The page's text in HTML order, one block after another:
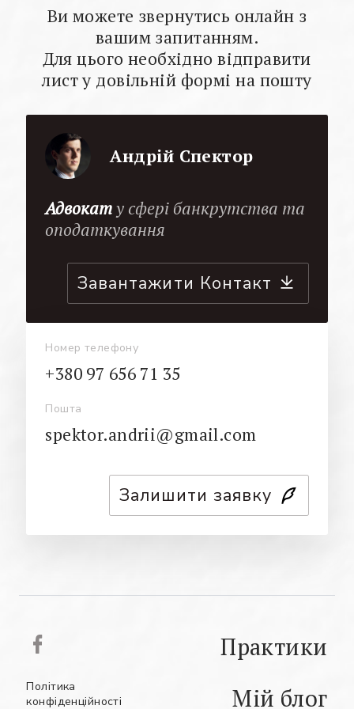
Ви можете звернутись онлайн з
вашим запитанням.
Для цього необхідно відправити
лист у довільній формі на пошту
Андрій Спектор
Адвокату сфері банкрутства та
оподаткування
Завантажити Контакт
Номер телефону
+380 97 656 71 35
Пошта
spektor.andrii@gmail.com
Залишити заявку
Практики
Мій блог
Політика
конфіденційності